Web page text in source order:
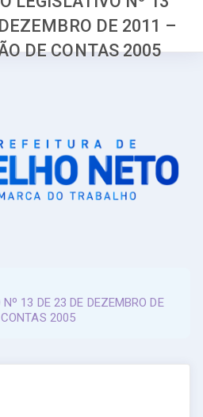
DE 2011 –
DE CONTAS 2005
13 DE 23 DE DEZEMBRO DE
2005